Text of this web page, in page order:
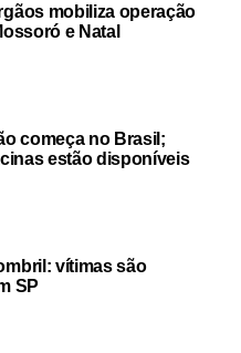
mobiliza operação
e Natal
começa no Brasil;
estão disponíveis
vítimas são
SP